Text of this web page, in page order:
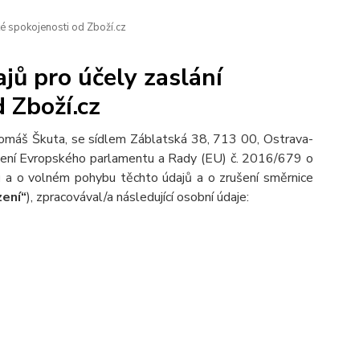
spokojenosti od Zboží.cz
pro účely zaslání
Škuta, se sídlem Záblatská 38, 713 00, Ostrava-
Evropského parlamentu a Rady (EU) č. 2016/679 o
o volném pohybu těchto údajů a o zrušení směrnice
), zpracovával/a následující osobní údaje: